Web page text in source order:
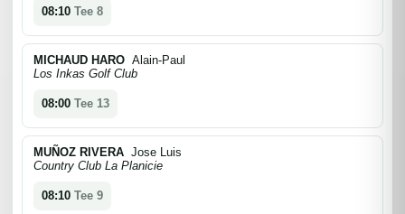
08:10 Tee 8
MICHAUD HARO Alain-Paul
Los Inkas Golf Club
08:00 Tee 13
MUÑOZ RIVERA Jose Luis
Country Club La Planicie
08:10 Tee 9